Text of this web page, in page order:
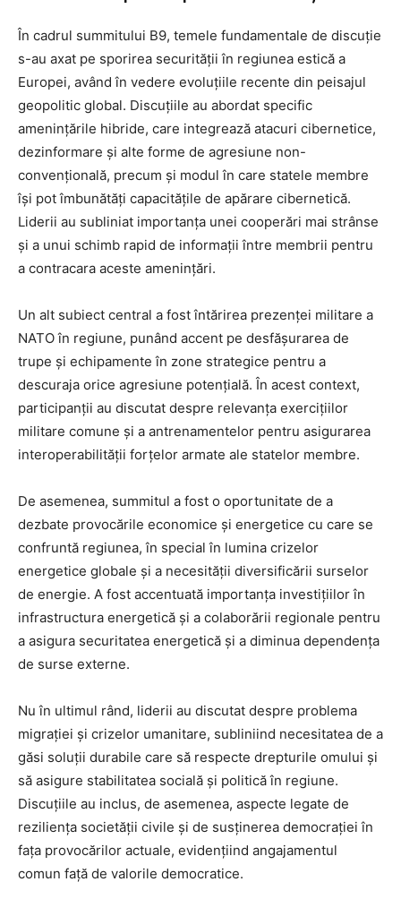
În cadrul summitului B9, temele fundamentale de discuție
s-au axat pe sporirea securității în regiunea estică a
Europei, având în vedere evoluțiile recente din peisajul
geopolitic global. Discuțiile au abordat specific
amenințările hibride, care integrează atacuri cibernetice,
dezinformare și alte forme de agresiune non-
convențională, precum și modul în care statele membre
își pot îmbunătăți capacitățile de apărare cibernetică.
Liderii au subliniat importanța unei cooperări mai strânse
și a unui schimb rapid de informații între membrii pentru
a contracara aceste amenințări.
Un alt subiect central a fost întărirea prezenței militare a
NATO în regiune, punând accent pe desfășurarea de
trupe și echipamente în zone strategice pentru a
descuraja orice agresiune potențială. În acest context,
participanții au discutat despre relevanța exercițiilor
militare comune și a antrenamentelor pentru asigurarea
interoperabilității forțelor armate ale statelor membre.
De asemenea, summitul a fost o oportunitate de a
dezbate provocările economice și energetice cu care se
confruntă regiunea, în special în lumina crizelor
energetice globale și a necesității diversificării surselor
de energie. A fost accentuată importanța investițiilor în
infrastructura energetică și a colaborării regionale pentru
a asigura securitatea energetică și a diminua dependența
de surse externe.
Nu în ultimul rând, liderii au discutat despre problema
migrației și crizelor umanitare, subliniind necesitatea de a
găsi soluții durabile care să respecte drepturile omului și
să asigure stabilitatea socială și politică în regiune.
Discuțiile au inclus, de asemenea, aspecte legate de
reziliența societății civile și de susținerea democrației în
fața provocărilor actuale, evidențiind angajamentul
comun față de valorile democratice.